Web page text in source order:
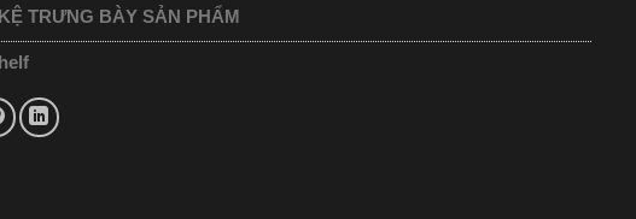
TRƯNG BÀY SẢN PHẨM